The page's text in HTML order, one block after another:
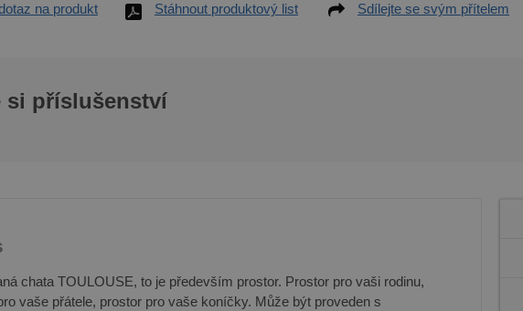
na produkt Stáhnout produktový list Sdílejte se svým přítelem
si příslušenství
chata TOULOUSE, to je především prostor. Prostor pro vaši rodinu,
vaše přátele, prostor pro vaše koníčky. Může být proveden s